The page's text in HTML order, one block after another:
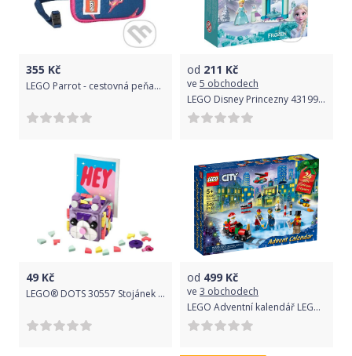
4 minifigurky
motor na dálkové ovládání
jídelní vůz a vůz pro cestující
oválná trať s 20 díly kolejí
sestavitelné signalizační zařízení a doplňky
355 Kč
LEGO Parrot - cestovná peňaženka - LEGO
od 211 Kč
ve 5 obchodech
LEGO Disney Princezny 43199 Nádvorie Elsinho zámku - LEGO
49 Kč
LEGO® DOTS 30557 Stojánek na fotky
od 499 Kč
ve 3 obchodech
LEGO Adventní kalendář LEGO® City 60303